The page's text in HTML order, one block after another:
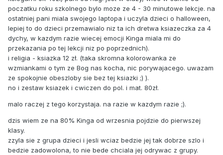
poczatku roku szkolnego bylo moze ze 4 - 30 minutowe lekcje. na
ostatniej pani miala swojego laptopa i uczyla dzieci o halloween,
lepiej to do dzieci przemawialo niz ta ich dretwa ksiazeczka za 4
dychy, w kazdym razie wiecej emocji Kinga miala mi do
przekazania po tej lekcji niz po poprzednich).
i religia - ksiazka 12 zł. (taka skromna kolorowanka ze
wzmiankami o tym ze Bog nas kocha, nic porywajacego. uwazam
ze spokojnie obeszloby sie bez tej ksiazki ;) ).
no i zestaw ksiazek i cwiczen do pol. i mat. 80zł.
malo raczej z tego korzystaja. na razie w kazdym razie ;).
dzis wiem ze na 80% Kinga od wrzesnia pojdzie do pierwszej
klasy.
zzyla sie z grupa dzieci i jesli wciaz bedzie jej tak dobrze szlo i
bedzie zadowolona, to nie bede chciala jej odrywac z grupy.